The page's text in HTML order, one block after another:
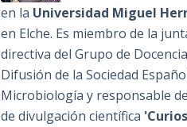
en la Universidad Miguel
en Elche. Es miembro de la
directiva del Grupo de
Difusión de la Sociedad
Microbiología y responsable
de divulgación científica